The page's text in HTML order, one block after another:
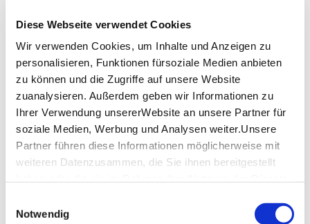
Diese Webseite verwendet Cookies
Wir verwenden Cookies, um Inhalte und Anzeigen zu
personalisieren, Funktionen fürsoziale Medien anbieten
zu können und die Zugriffe auf unsere Website
zuanalysieren. Außerdem geben wir Informationen zu
Ihrer Verwendung unsererWebsite an unsere Partner für
soziale Medien, Werbung und Analysen weiter.Unsere
Partner führen diese Informationen möglicherweise mit
weiteren Datenzusammen, die Sie ihnen bereitgestellt
Impressum
Notwendig
Lage & Kontakt
Dorf & Heimatmuseum Winterbach
Herdfeld 5
73650 Winterbach
Telefon:+49 (0)7181 751 82
Website:www.heimatverein-winterbach.de
Verkehrs- und Tarifverbund Stuttgart GmbH